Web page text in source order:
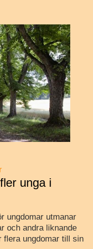
unga i
ungdomar utmanar
och andra liknande
flera ungdomar till sin